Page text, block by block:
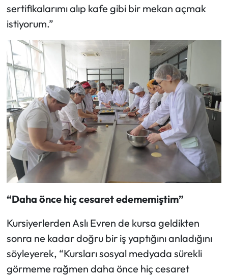
sertifikalarımı alıp kafe gibi bir mekan açmak
istiyorum.”
“Daha önce hiç cesaret edememiştim”
Kursiyerlerden Aslı Evren de kursa geldikten
sonra ne kadar doğru bir iş yaptığını anladığını
söyleyerek, “Kursları sosyal medyada sürekli
görmeme rağmen daha önce hiç cesaret